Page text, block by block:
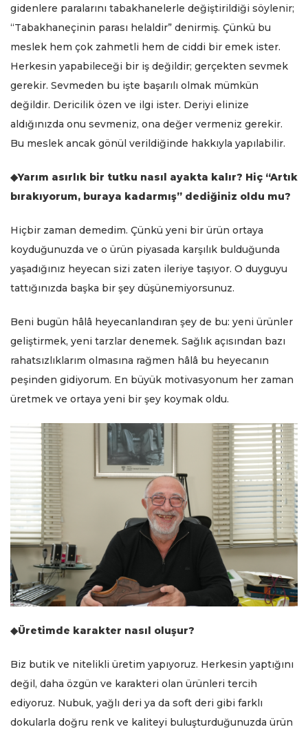
gidenlere paralarını tabakhanelerle değiştirildiği söylenir;
“Tabakhaneçinin parası helaldir” denirmiş. Çünkü bu
meslek hem çok zahmetli hem de ciddi bir emek ister.
Herkesin yapabileceği bir iş değildir; gerçekten sevmek
gerekir. Sevmeden bu işte başarılı olmak mümkün
değildir. Dericilik özen ve ilgi ister. Deriyi elinize
aldığınızda onu sevmeniz, ona değer vermeniz gerekir.
Bu meslek ancak gönül verildiğinde hakkıyla yapılabilir.
◆Yarım asırlık bir tutku nasıl ayakta kalır? Hiç “Artık
bırakıyorum, buraya kadarmış” dediğiniz oldu mu?
Hiçbir zaman demedim. Çünkü yeni bir ürün ortaya
koyduğunuzda ve o ürün piyasada karşılık bulduğunda
yaşadığınız heyecan sizi zaten ileriye taşıyor. O duyguyu
tattığınızda başka bir şey düşünemiyorsunuz.
Beni bugün hâlâ heyecanlandıran şey de bu: yeni ürünler
geliştirmek, yeni tarzlar denemek. Sağlık açısından bazı
rahatsızlıklarım olmasına rağmen hâlâ bu heyecanın
peşinden gidiyorum. En büyük motivasyonum her zaman
üretmek ve ortaya yeni bir şey koymak oldu.
◆Üretimde karakter nasıl oluşur?
Biz butik ve nitelikli üretim yapıyoruz. Herkesin yaptığını
değil, daha özgün ve karakteri olan ürünleri tercih
ediyoruz. Nubuk, yağlı deri ya da soft deri gibi farklı
dokularla doğru renk ve kaliteyi buluşturduğunuzda ürün